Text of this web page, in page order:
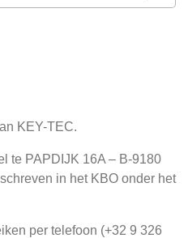
KEY-TEC.
te PAPDIJK 16A – B-9180
in het KBO onder het
per telefoon (+32 9 326